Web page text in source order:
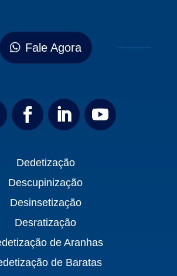
Fale Agora
Dedetização
Descupinização
Desinsetização
Desratização
de Aranhas
de Baratas